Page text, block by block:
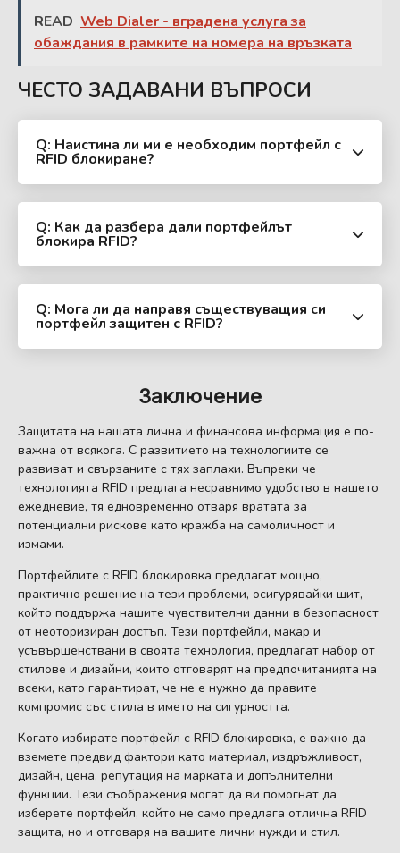
READ Web Dialer - вградена услуга за
обаждания в рамките на номера на връзката
ЧЕСТО ЗАДАВАНИ ВЪПРОСИ
Q: Наистина ли ми е необходим портфейл с
RFID блокиране?
Q: Как да разбера дали портфейлът
блокира RFID?
Q: Мога ли да направя съществуващия си
портфейл защитен с RFID?
Заключение
Защитата на нашата лична и финансова информация е по-
важна от всякога. С развитието на технологиите се
развиват и свързаните с тях заплахи. Въпреки че
технологията RFID предлага несравнимо удобство в нашето
ежедневие, тя едновременно отваря вратата за
потенциални рискове като кражба на самоличност и
измами.
Портфейлите с RFID блокировка предлагат мощно,
практично решение на тези проблеми, осигурявайки щит,
който поддържа нашите чувствителни данни в безопасност
от неоторизиран достъп. Тези портфейли, макар и
усъвършенствани в своята технология, предлагат набор от
стилове и дизайни, които отговарят на предпочитанията на
всеки, като гарантират, че не е нужно да правите
компромис със стила в името на сигурността.
Когато избирате портфейл с RFID блокировка, е важно да
вземете предвид фактори като материал, издръжливост,
дизайн, цена, репутация на марката и допълнителни
функции. Тези съображения могат да ви помогнат да
изберете портфейл, който не само предлага отлична RFID
защита, но и отговаря на вашите лични нужди и стил.